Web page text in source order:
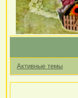
Активные темы